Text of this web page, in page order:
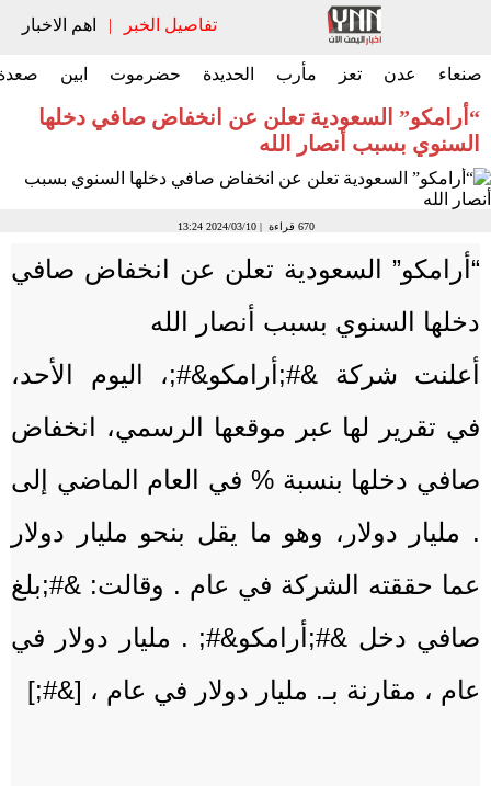
تفاصيل الخبر | اهم الاخبار
صنعاء عدن تعز مأرب الحديدة حضرموت ابين
“أرامكو” السعودية تعلن عن انخفاض صافي دخلها
السنوي بسبب أنصار الله
670 قراءة | 2024/03/10
13:24
“أرامكو” السعودية تعلن عن انخفاض صافي
دخلها السنوي بسبب أنصار الله
أعلنت شركة &#;أرامكو&#;، اليوم الأحد،
في تقرير لها عبر موقعها الرسمي، انخفاض
صافي دخلها بنسبة % في العام الماضي إلى
. مليار دولار، وهو ما يقل بنحو مليار دولار
عما حققته الشركة في عام . وقالت: &#;بلغ
صافي دخل &#;أرامكو&#; . مليار دولار في
عام ، مقارنة بـ. مليار دولار في عام ، [&#;]